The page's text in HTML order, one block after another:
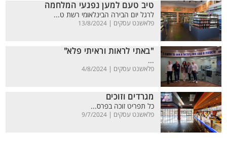
טיב טעם למען נפגעי המלחמה
לרגל יום הבירה הבינלאומי רשת ט...
פלאשנט עסקים | 13/8/2024
"באתי לראות וראיתי פלא"
...
פלאשנט עסקים | 4/8/2024
מגרדים וזוכים
כל תפריט זוכה בפרס...
פלאשנט עסקים | 9/7/2024